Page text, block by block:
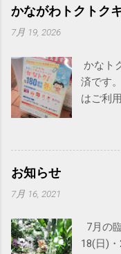
かながわトクトク
7月 19, 2026
かなト
済です
はご利
お知らせ
7月 16, 2021
7月の
18(日)